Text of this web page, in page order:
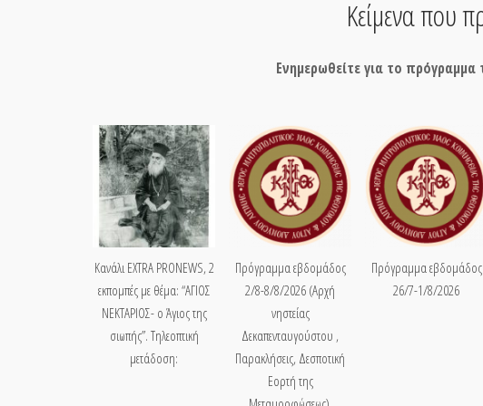
Κείμενα που
Ενημερωθείτε για το
Κανάλι EXTRA PRONEWS, 2
εκπομπές με θέμα: “ΑΓΙΟΣ
ΝΕΚΤΑΡΙΟΣ- ο Άγιος της
σιωπής”. Τηλεοπτική
μετάδοση:
Πρόγραμμα εβδομάδος
2/8-8/8/2026 (Αρχή
νηστείας
Δεκαπενταυγούστου ,
Παρακλήσεις, Δεσποτική
Εορτή της
Πρόγραμμα εβδομάδος
26/7-1/8/2026